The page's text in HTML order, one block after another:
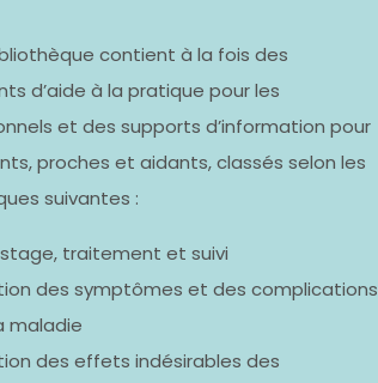
contient à la fois des
d’aide à la pratique pour les
et des supports d’information pour
proches et aidants, classés selon les
suivantes :
traitement et suivi
des symptômes et des complications
maladie
des effets indésirables des